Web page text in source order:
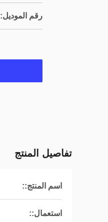
رقم الموديل:
تفاصيل المنتج
اسم المنتج::
استعمال::